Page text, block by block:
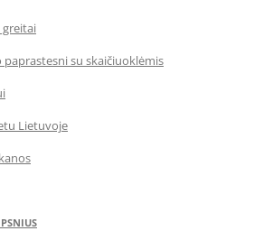
greitai
su skaičiuoklėmis
Lietuvoje